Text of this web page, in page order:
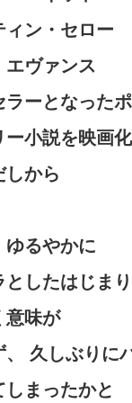
ィン・セロー
エヴァンス
ラーとなった
ー小説を映画
しから
ゆるやかに
としたはじま
意味が
、 久しぶりに
しまったかと